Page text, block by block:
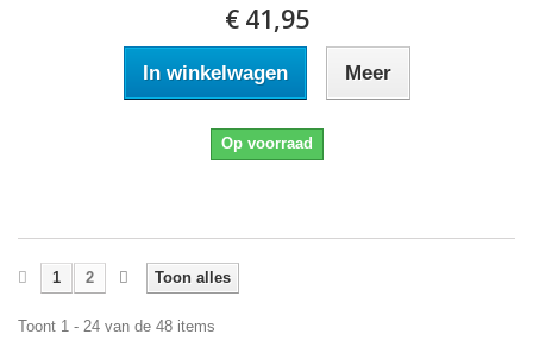
€ 41,95
In winkelwagen Meer
Op voorraad
Toon alles
1 2
Toont 1 - 24 van de 48 items